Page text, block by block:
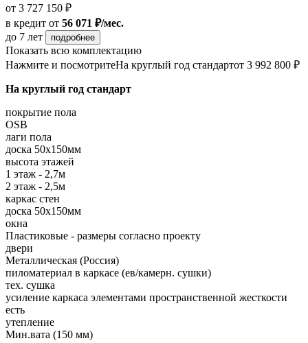
от 3 727 150 ₽
в кредит от 56 071 ₽/мес.
до 7 лет
подробнее
Показать всю комплектацию
Нажмите и посмотритеНа круглый год стандартот 3 992 800 ₽
На круглый год стандарт
покрытие пола
OSB
лаги пола
доска 50х150мм
высота этажей
1 этаж - 2,7м
2 этаж - 2,5м
каркас стен
доска 50х150мм
окна
Пластиковые - размеры согласно проекту
двери
Металлическая (Россия)
пиломатериал в каркасе (ев/камерн. сушки)
тех. сушка
усиление каркаса элементами пространственной жесткости
есть
утепление
Мин.вата (150 мм)